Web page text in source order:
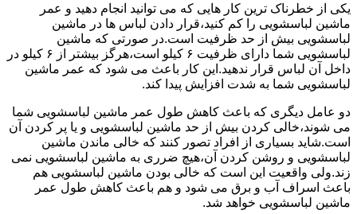
یکی از خطرناک ترین کار هایی که می توانید انجام دهید و عمر
ماشین لباسشویی را کم کنید،قرار دادن لباس ها در ماشین
لباسشویی بیش از حد ظرفیت است.در صورتی که ماشین
لباسشویی شما دارای ظرفیت ۶ کیلو است،هرگز بیشتر از ۶ کیلو در
داخل آن لباس قرار ندهید.این کار باعث می شود که عمر ماشین
لباسشویی شما به شدت افزایش پیدا کند.
دو عامل دیگری که باعث کاهش طول عمر ماشین لباسشویی شما
می شوند،خالی کردن بیش از حد ماشین لباسشویی و یا پر کردن آن
است.شاید بسیاری از افراد تصور کنند که خالی ماندن ماشین
لباسشویی و روشن کردن آن،هیچ ضرری به ماشین لباسشویی نمی
زند.ولی واقعیت این است که خالی بودن ماشین لباسشویی هم
باعث اسراف آب و برق می شود و هم باعث کاهش طول عمر
ماشین لباسشویی خواهد شد.